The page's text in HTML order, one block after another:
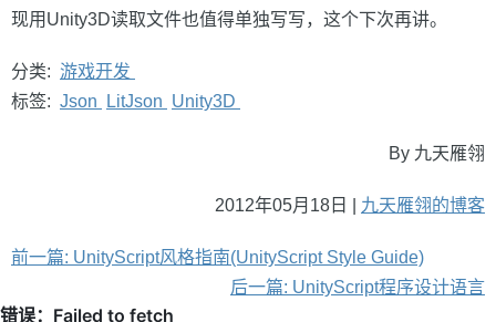
现用Unity3D读取文件也值得单独写写，这个下次再讲。
分类: 游戏开发
标签: Json LitJson Unity3D
By 九天雁翎
2012年05月18日 | 九天雁翎的博客
前一篇: UnityScript风格指南(UnityScript Style Guide)
后一篇: UnityScript程序设计语言